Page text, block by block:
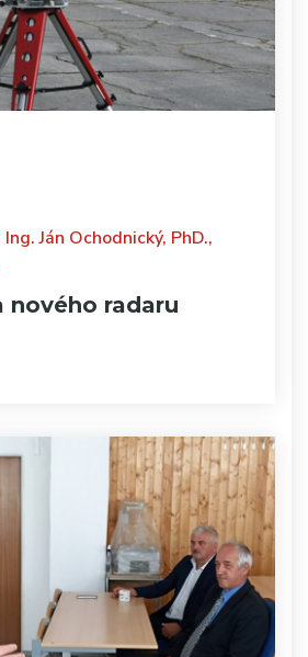
Ján Ochodnický, PhD.,
nového radaru